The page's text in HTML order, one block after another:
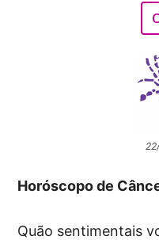
Horóscopo de
Quão sentimentais